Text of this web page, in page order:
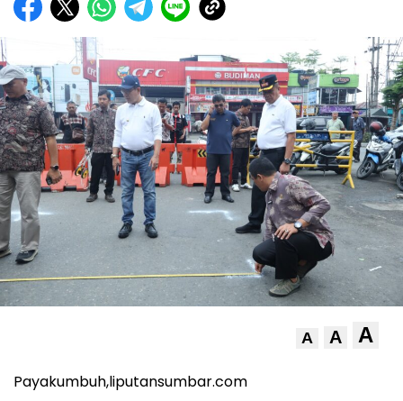
A A A
Payakumbuh,liputansumbar.com